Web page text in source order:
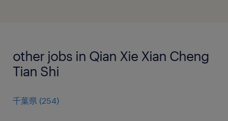
other jobs in Qian Xie Xian Cheng
Tian Shi
千葉県 (254)